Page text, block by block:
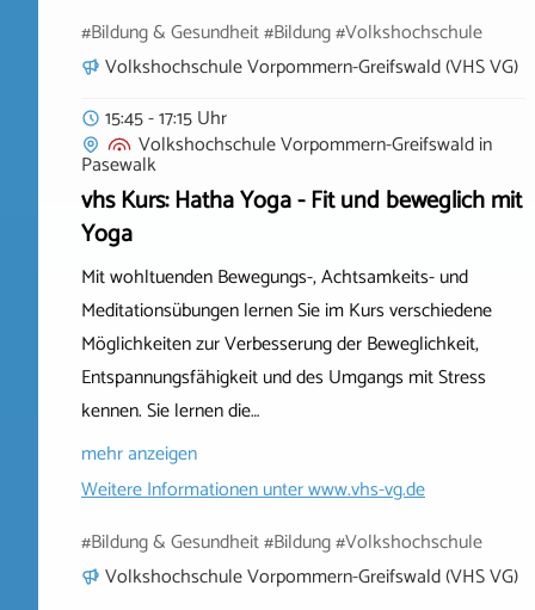
#Bildung & Gesundheit #Bildung #Volkshochschule
Volkshochschule Vorpommern-Greifswald (VHS VG)
15:45 - 17:15 Uhr
Volkshochschule Vorpommern-Greifswaldin
Pasewalk
vhs Kurs: Hatha Yoga - Fit und beweglich mit
Yoga
Mit wohltuenden Bewegungs-, Achtsamkeits- und
Meditationsübungen lernen Sie im Kurs verschiedene
Möglichkeiten zur Verbesserung der Beweglichkeit,
Entspannungsfähigkeit und des Umgangs mit Stress
kennen. Sie lernen die…
mehr anzeigen
Weitere Informationen unterwww.vhs-vg.de
#Bildung & Gesundheit #Bildung #Volkshochschule
Volkshochschule Vorpommern-Greifswald (VHS VG)